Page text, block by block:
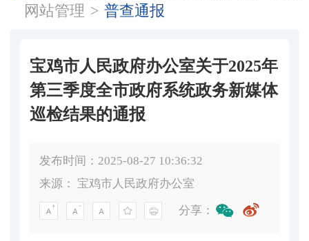
网站管理 > 普查通报
宝鸡市人民政府办公室关于2025年
第三季度全市政府系统政务新媒体
巡检结果的通报
发布时间：2025-08-27 10:36:32
来源： 宝鸡市人民政府办公室
分享：